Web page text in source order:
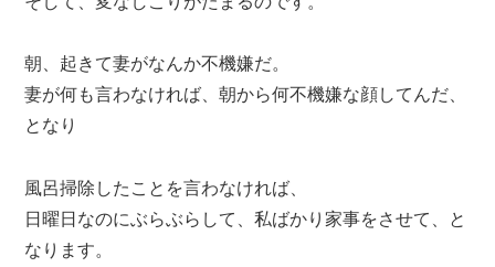
朝、起きて妻がなんか不機嫌だ。
妻が何も言わなければ、朝から何不機嫌な顔してんだ、
となり
風呂掃除したことを言わなければ、
日曜日なのにぶらぶらして、私ばかり家事をさせて、と
なります。